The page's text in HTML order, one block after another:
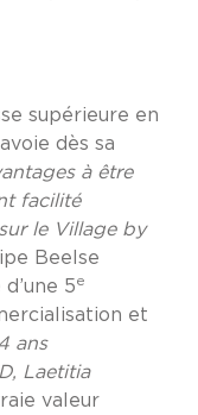
supérieure en
dès sa
à être
facilité
le Village by
Beelse
5e
et
ans
Laetitia
valeur